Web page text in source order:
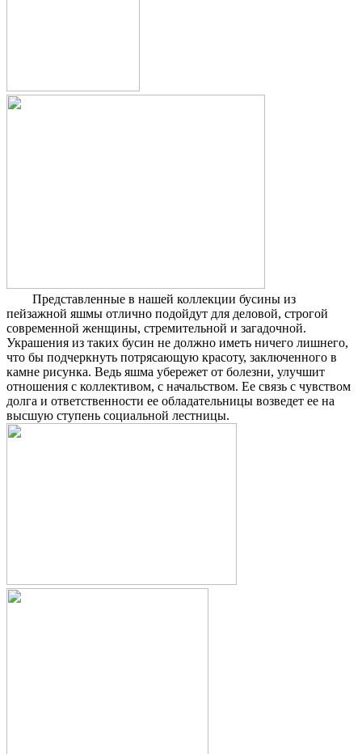
Представленные в нашей коллекции бусины из
пейзажной яшмы отлично подойдут для деловой, строгой
современной женщины, стремительной и загадочной.
Украшения из таких бусин не должно иметь ничего лишнего,
что бы подчеркнуть потрясающую красоту, заключенного в
камне рисунка. Ведь яшма убережет от болезни, улучшит
отношения с коллективом, с начальством. Ее связь с чувством
долга и ответственности ее обладательницы возведет ее на
высшую ступень социальной лестницы.